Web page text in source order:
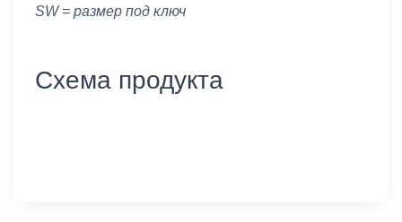
SW = размер под ключ
Схема продукта